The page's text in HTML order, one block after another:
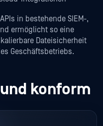
in bestehende SIEM-,
ermöglicht so eine
Dateisicherheit
Geschäftsbetriebs.
konform